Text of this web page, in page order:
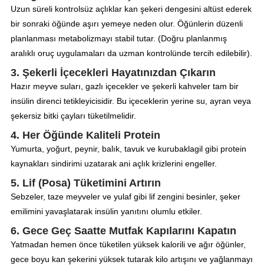
Uzun süreli kontrolsüz açlıklar kan şekeri dengesini altüst ederek
bir sonraki öğünde aşırı yemeye neden olur. Öğünlerin düzenli
planlanması metabolizmayı stabil tutar. (Doğru planlanmış
aralıklı oruç uygulamaları da uzman kontrolünde tercih edilebilir).
3. Şekerli İçecekleri Hayatınızdan Çıkarın
Hazır meyve suları, gazlı içecekler ve şekerli kahveler tam bir
insülin direnci tetikleyicisidir. Bu içeceklerin yerine su, ayran veya
şekersiz bitki çayları tüketilmelidir.
4. Her Öğünde Kaliteli Protein
Yumurta, yoğurt, peynir, balık, tavuk ve kurubaklagil gibi protein
kaynakları sindirimi uzatarak ani açlık krizlerini engeller.
5. Lif (Posa) Tüketimini Artırın
Sebzeler, taze meyveler ve yulaf gibi lif zengini besinler, şeker
emilimini yavaşlatarak insülin yanıtını olumlu etkiler.
6. Gece Geç Saatte Mutfak Kapılarını Kapatın
Yatmadan hemen önce tüketilen yüksek kalorili ve ağır öğünler,
gece boyu kan şekerini yüksek tutarak kilo artışını ve yağlanmayı